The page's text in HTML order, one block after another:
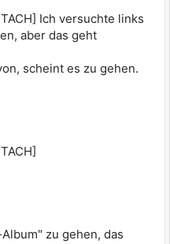
Ich versuchte links
aber das geht
scheint es zu gehen.
zu gehen, das